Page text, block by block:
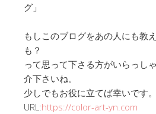
グ」
もしこのブログをあの人にも教
も？
って思って下さる方がいらっし
介下さいね。
少しでもお役に立てば幸いです。
URL:https://color-art-yn.com